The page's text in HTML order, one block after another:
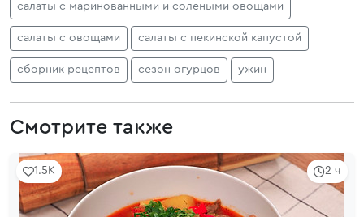
салаты с маринованными и солеными овощами
салаты с овощами салаты с пекинской капустой
сборник рецептов сезон огурцов ужин
Смотрите также
2 ч
1.5K